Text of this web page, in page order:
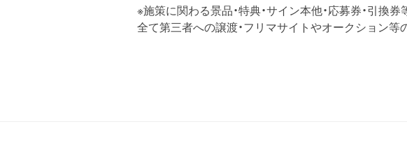
※施策に関わる景品・特典・サイン本他・応募券・引換券
全て第三者への譲渡・フリマサイトやオークション